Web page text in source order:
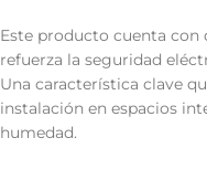
Este producto cuenta con
refuerza la seguridad
Una característica clave
instalación en espacios
humedad.